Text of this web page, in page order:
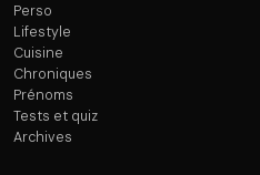
Perso
Lifestyle
Cuisine
Chroniques
Prénoms
Tests et quiz
Archives